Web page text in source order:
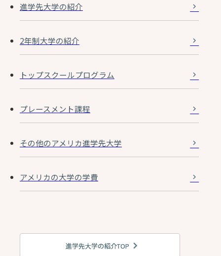
進学先大学の紹介
2年制大学の紹介
トップスクールプログラム
プレースメント課程
その他のアメリカ進学先大学
アメリカの大学の学費
進学先大学の紹介TOP